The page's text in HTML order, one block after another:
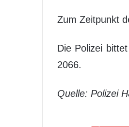
Zum Zeitpunkt
Die Polizei
2066.
Quelle: Polizei